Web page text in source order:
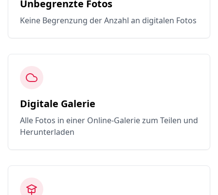
Unbegrenzte Fotos
Keine Begrenzung der Anzahl an digitalen Fotos
Digitale Galerie
Alle Fotos in einer Online-Galerie zum Teilen und
Herunterladen